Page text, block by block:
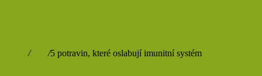
/Jídlo /5 potravin, které oslabují imunitní systém